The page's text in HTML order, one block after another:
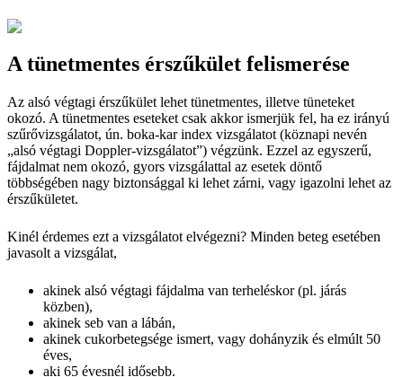
A tünetmentes érszűkület felismerése
Az alsó végtagi érszűkület lehet tünetmentes, illetve tüneteket
okozó. A tünetmentes eseteket csak akkor ismerjük fel, ha ez irányú
szűrővizsgálatot, ún. boka-kar index vizsgálatot (köznapi nevén
„alsó végtagi Doppler-vizsgálatot”) végzünk. Ezzel az egyszerű,
fájdalmat nem okozó, gyors vizsgálattal az esetek döntő
többségében nagy biztonsággal ki lehet zárni, vagy igazolni lehet az
érszűkületet.
Kinél érdemes ezt a vizsgálatot elvégezni? Minden beteg esetében
javasolt a vizsgálat,
akinek alsó végtagi fájdalma van terheléskor (pl. járás
közben),
akinek seb van a lábán,
akinek cukorbetegsége ismert, vagy dohányzik és elmúlt 50
éves,
aki 65 évesnél idősebb.